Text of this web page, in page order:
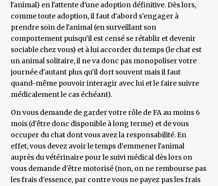
l'animal) en l'attente d'une adoption définitive. Dès lors,
comme toute adoption, il faut d'abord s'engager à
prendre soin de l'animal (en surveillant son
comportement puisqu'il est censé se rétablir et devenir
sociable chez vous) et à lui accorder du temps (le chat est
un animal solitaire, il ne va donc pas monopoliser votre
journée d'autant plus qu'il dort souvent mais il faut
quand-même pouvoir interagir avec lui et le faire suivre
médicalement le cas échéant).
On vous demande de garder votre rôle de FA au moins 6
mois (d'être donc disponible à long terme) et de vous
occuper du chat dont vous avez la responsabilité. En
effet, vous devez avoir le temps d'emmener l'animal
auprès du vétérinaire pour le suivi médical dès lors on
vous demande d'être motorisé (non, on ne rembourse pas
les frais d'essence, par contre vous ne payez pas les frais